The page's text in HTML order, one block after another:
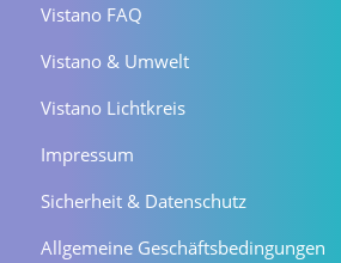
Vistano FAQ
Vistano & Umwelt
Vistano Lichtkreis
Impressum
Sicherheit & Datenschutz
Allgemeine Geschäftsbedingungen